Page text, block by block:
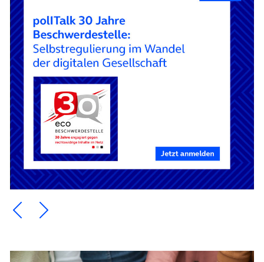
Ein Element zurück blättern
Ein Element weiter blättern